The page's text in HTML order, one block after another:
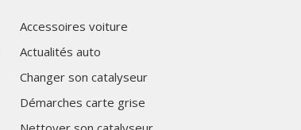
Accessoires voiture
Actualités auto
Changer son catalyseur
Démarches carte grise